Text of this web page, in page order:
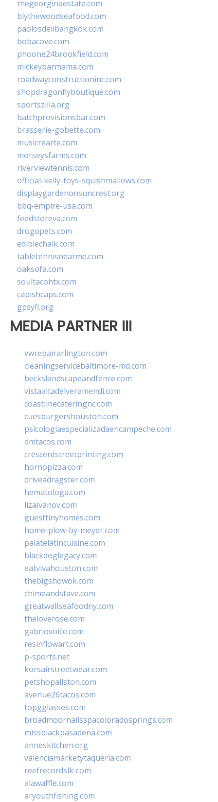
thegeorginaestate.com
blythewoodseafood.com
paolosdelibangkok.com
bobacove.com
phoone24brookfield.com
mickeybarmama.com
roadwayconstructioninc.com
shopdragonflyboutique.com
sportszilla.org
batchprovisionsbar.com
brasserie-gobette.com
musicrearte.com
morseysfarms.com
riverviewtennis.com
official-kelly-toys-squishmallows.com
displaygardenonsuncrest.org
bbq-empire-usa.com
feedstoreva.com
drogopets.com
ediblechalk.com
tabletennisnearme.com
oaksofa.com
soultacohtx.com
capishcaps.com
gpsyfl.org
MEDIA PARTNER III
vwrepairarlington.com
cleaningservicebaltimore-md.com
beckslandscapeandfence.com
vistaaltadelveramendi.com
coastlinecateringnc.com
cuesburgershouston.com
psicologiaespecializadaencampeche.com
dmtacos.com
crescentstreetprinting.com
hornopizza.com
driveadragster.com
hematologa.com
lizaivanov.com
guesttinyhomes.com
home-plow-by-meyer.com
palatelatincuisine.com
blackdoglegacy.com
eatvivahouston.com
thebigshowok.com
chimeandstave.com
greatwallseafoodny.com
theloverose.com
gabriovoice.com
resinflowart.com
p-sports.net
korsairstreetwear.com
petshopallston.com
avenue26tacos.com
topgglasses.com
broadmoornailsspacoloradosprings.com
missblackpasadena.com
anneskitchen.org
valenciamarketytaqueria.com
reefrecordsllc.com
alawaffle.com
aryouthfishing.com